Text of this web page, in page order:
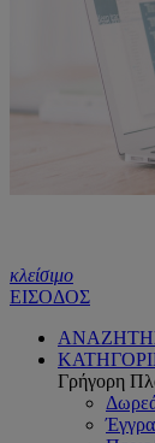
κλείσιμο
ΕΙΣΟΔΟΣ
Γρήγορη